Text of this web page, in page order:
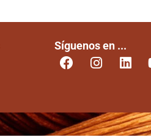
Síguenos en ...